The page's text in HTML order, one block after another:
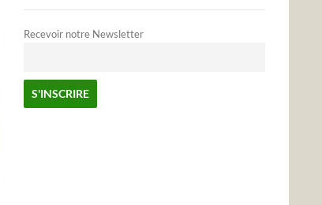
Recevoir notre Newsletter